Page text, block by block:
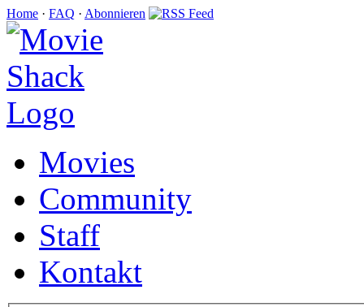
Home · FAQ · Abonnieren
Movies
Community
Staff
Kontakt